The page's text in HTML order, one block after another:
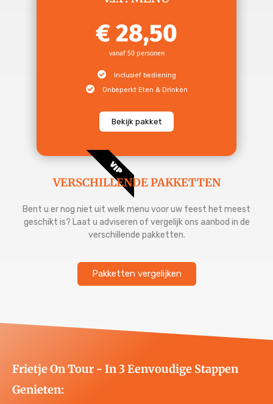
28,50
vanaf 50 personen
Inclusief bediening
Onbeperkt Eten & Drinken
Bekijk pakket
VIP
VERSCHILLENDE PAKKETTEN
Bent u er nog niet uit welk menu voor uw feest het meest
geschikt is? Laat u adviseren of vergelijk ons aanbod in de
verschillende pakketten.
Pakketten vergelijken
Frietje On Tour - In 3 Eenvoudige Stappen
Genieten: